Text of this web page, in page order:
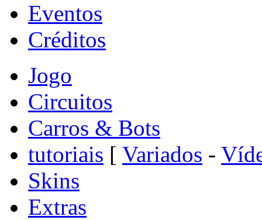
Eventos
Créditos
Jogo
Circuitos
Carros & Bots
tutoriais [ Variados -
Skins
Extras